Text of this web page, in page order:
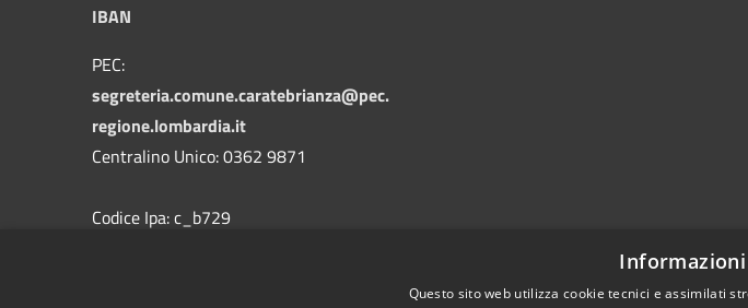
IBAN
PEC:
segreteria.comune.caratebrianza@pec.
regione.lombardia.it
Centralino Unico: 0362 9871
Codice Ipa: c_b729
Questo sito web utilizza cookie tecnici e assimilati